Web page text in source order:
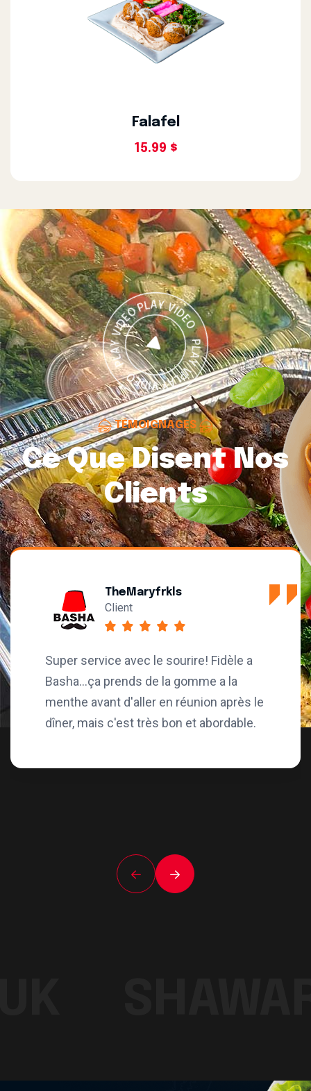
Falafel
15.99 $
TÉMOIGNAGES
Ce Que Disent Nos
Clients
le sourire! Fidèle a
de la gomme a la
en réunion après le
bon et abordable.
JP
Client
Très bonne
restaurant. Un
service est
stationnement,
dans ce